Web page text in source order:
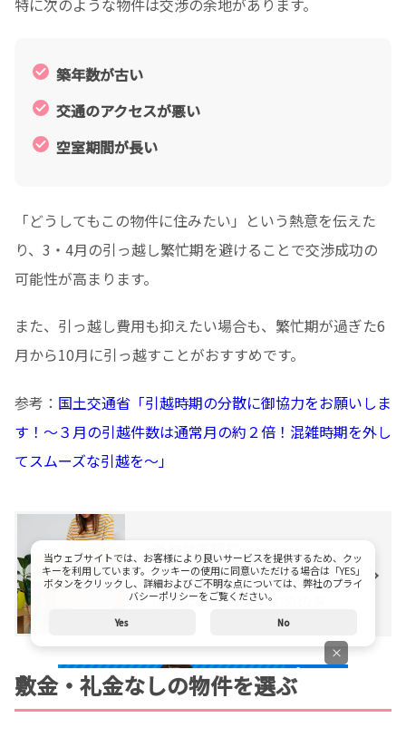
特に次のような物件は交渉の余地があります。
築年数が古い
交通のアクセスが悪い
空室期間が長い
「どうしてもこの物件に住みたい」という熱意を伝えた
り、3・4月の引っ越し繁忙期を避けることで交渉成功の
可能性が高まります。
また、引っ越し費用も抑えたい場合も、繁忙期が過ぎた6
月から10月に引っ越すことがおすすめです。
参考： 国土交通省「引越時期の分散に御協力をお願いしま
す！～３月の引越件数は通常月の約２倍！混雑時期を外し
てスムーズな引越を～」
あわせて読む
【2024】引っ越し費用が安い
時期はいつ？おすすめのタイ
敷金・礼金なしの物件を選ぶ
当ウェブサイトでは、お客様により良いサービスを提供するため、クッ
キーを利用しています。クッキーの使用に同意いただける場合は「YES」
ボタンをクリックし、詳細およびご不明な点については、弊社のプライ
バシーポリシーをご覧ください。
Yes No
×